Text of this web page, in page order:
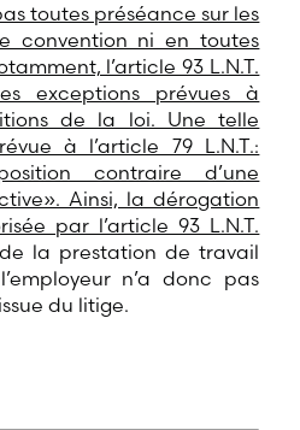
toutes préséance sur les
convention ni en toutes
l’article 93 L.N.T.
exceptions prévues à
de la loi. Une telle
à l’article 79 L.N.T.:
contraire d’une
Ainsi, la dérogation
par l’article 93 L.N.T.
de la prestation de travail
n’a donc pas
du litige.